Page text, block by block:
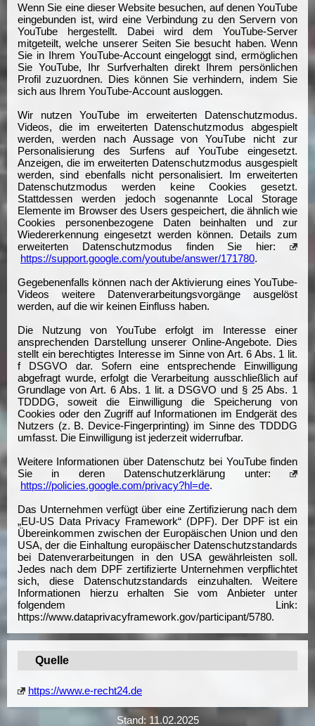
Wenn Sie eine dieser Website besuchen, auf denen YouTube
eingebunden ist, wird eine Verbindung zu den Servern von
YouTube hergestellt. Dabei wird dem YouTube-Server
mitgeteilt, welche unserer Seiten Sie besucht haben. Wenn
Sie in Ihrem YouTube-Account eingeloggt sind, ermöglichen
Sie YouTube, Ihr Surfverhalten direkt Ihrem persönlichen
Profil zuzuordnen. Dies können Sie verhindern, indem Sie
sich aus Ihrem YouTube-Account ausloggen.
Wir nutzen YouTube im erweiterten Datenschutzmodus.
Videos, die im erweiterten Datenschutzmodus abgespielt
werden, werden nach Aussage von YouTube nicht zur
Personalisierung des Surfens auf YouTube eingesetzt.
Anzeigen, die im erweiterten Datenschutzmodus ausgespielt
werden, sind ebenfalls nicht personalisiert. Im erweiterten
Datenschutzmodus werden keine Cookies gesetzt.
Stattdessen werden jedoch sogenannte Local Storage
Elemente im Browser des Users gespeichert, die ähnlich wie
Cookies personenbezogene Daten beinhalten und zur
Wiedererkennung eingesetzt werden können. Details zum
erweiterten Datenschutzmodus finden Sie hier:
https://support.google.com/youtube/answer/171780.
Gegebenenfalls können nach der Aktivierung eines YouTube-
Videos weitere Datenverarbeitungsvorgänge ausgelöst
werden, auf die wir keinen Einfluss haben.
Die Nutzung von YouTube erfolgt im Interesse einer
ansprechenden Darstellung unserer Online-Angebote. Dies
stellt ein berechtigtes Interesse im Sinne von Art. 6 Abs. 1 lit.
f DSGVO dar. Sofern eine entsprechende Einwilligung
abgefragt wurde, erfolgt die Verarbeitung ausschließlich auf
Grundlage von Art. 6 Abs. 1 lit. a DSGVO und § 25 Abs. 1
TDDDG, soweit die Einwilligung die Speicherung von
Cookies oder den Zugriff auf Informationen im Endgerät des
Nutzers (z. B. Device-Fingerprinting) im Sinne des TDDDG
umfasst. Die Einwilligung ist jederzeit widerrufbar.
Weitere Informationen über Datenschutz bei YouTube finden
Sie in deren Datenschutzerklärung unter:
https://policies.google.com/privacy?hl=de.
Das Unternehmen verfügt über eine Zertifizierung nach dem
„EU-US Data Privacy Framework“ (DPF). Der DPF ist ein
Übereinkommen zwischen der Europäischen Union und den
USA, der die Einhaltung europäischer Datenschutzstandards
bei Datenverarbeitungen in den USA gewährleisten soll.
Jedes nach dem DPF zertifizierte Unternehmen verpflichtet
sich, diese Datenschutzstandards einzuhalten. Weitere
Informationen hierzu erhalten Sie vom Anbieter unter
folgendem Link:
https://www.dataprivacyframework.gov/participant/5780.
Quelle
https://www.e-recht24.de
Stand: 11.02.2025